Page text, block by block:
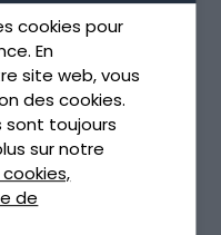
cookies pour
En
site web, vous
des cookies.
sont toujours
sur notre
de 20 ans